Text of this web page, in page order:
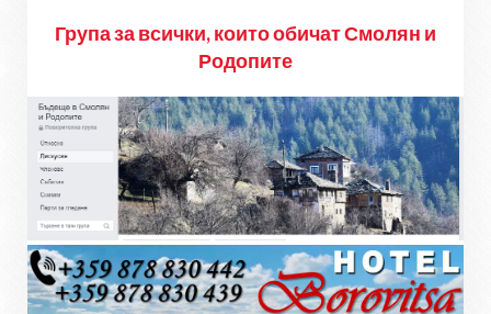
Група за всички, които обичат Смолян и
Родопите